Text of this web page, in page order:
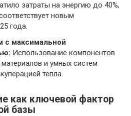
затраты на энергию до 40%,
новым
года.
с максимальной
Использование компонентов
и умных систем
тепла.
как ключевой фактор
базы